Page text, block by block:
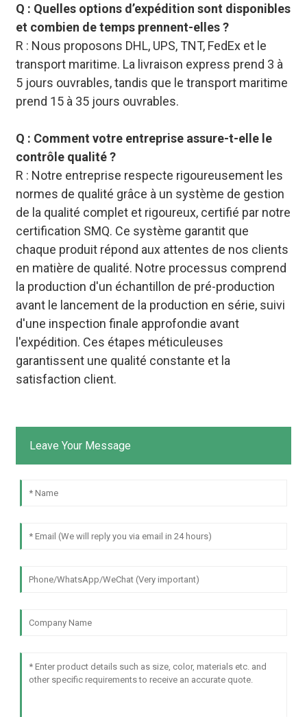
Q : Quelles options d’expédition sont disponibles
et combien de temps prennent-elles ?
R : Nous proposons DHL, UPS, TNT, FedEx et le
transport maritime. La livraison express prend 3 à
5 jours ouvrables, tandis que le transport maritime
prend 15 à 35 jours ouvrables.
Q : Comment votre entreprise assure-t-elle le
contrôle qualité ?
R : Notre entreprise respecte rigoureusement les
normes de qualité grâce à un système de gestion
de la qualité complet et rigoureux, certifié par notre
certification SMQ. Ce système garantit que
chaque produit répond aux attentes de nos clients
en matière de qualité. Notre processus comprend
la production d'un échantillon de pré-production
avant le lancement de la production en série, suivi
d'une inspection finale approfondie avant
l'expédition. Ces étapes méticuleuses
garantissent une qualité constante et la
satisfaction client.
Leave Your Message